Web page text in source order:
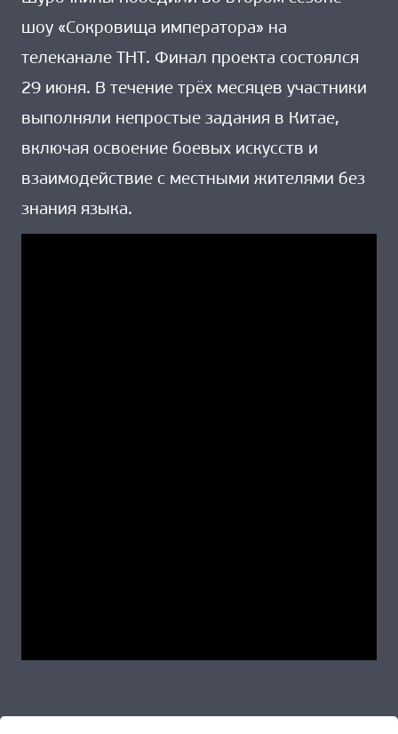
шоу «Сокровища императора» на
телеканале ТНТ. Финал проекта состоялся
29 июня. В течение трёх месяцев участники
выполняли непростые задания в Китае,
включая освоение боевых искусств и
взаимодействие с местными жителями без
знания языка.